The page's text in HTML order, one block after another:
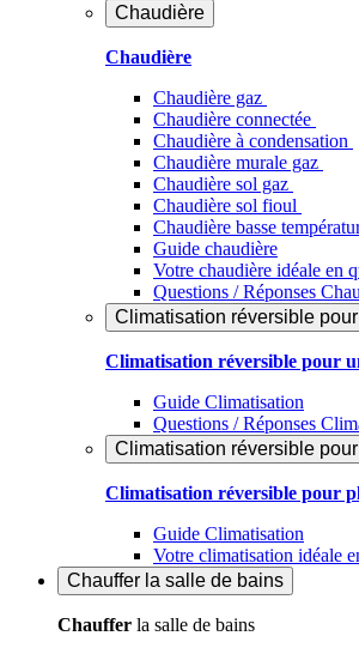
Chaudière
Chaudière
Chaudière gaz
Chaudière connectée
Chaudière à condensation
Chaudière murale gaz
Chaudière sol gaz
Chaudière sol fioul
Chaudière basse
Guide chaudière
Votre chaudière idéale en
Questions / Réponses
Climatisation réversible
Climatisation réversible pour
Guide Climatisation
Questions / Réponses
Climatisation réversible
Climatisation réversible pour
Guide Climatisation
Votre climatisation idéale
Chauffer la salle de bains
Chauffer la salle de bains